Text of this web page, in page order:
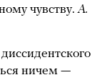
чувству.А.
ничем —